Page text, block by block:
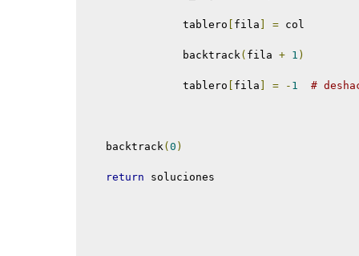
tablero [ fila ] = col
backtrack ( fila + 1 )
tablero [ fila ] = - 1 #
backtrack (0 )
return soluciones